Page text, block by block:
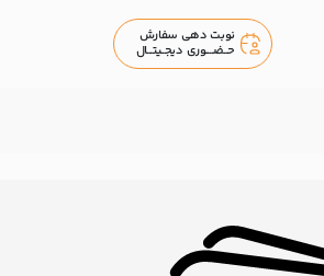
نوبت دهی سفارش
حــضــــوری دیجــیتـــال